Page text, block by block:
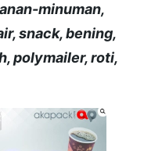
minuman,
snack, bening,
polymailer, roti,